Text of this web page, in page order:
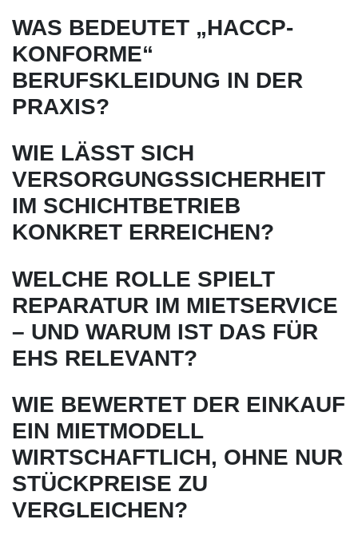
WAS BEDEUTET „HACCP-
KONFORME“
BERUFSKLEIDUNG IN DER
PRAXIS?
WIE LÄSST SICH
VERSORGUNGSSICHERHEIT
IM SCHICHTBETRIEB
KONKRET ERREICHEN?
WELCHE ROLLE SPIELT
REPARATUR IM MIETSERVICE
– UND WARUM IST DAS FÜR
EHS RELEVANT?
WIE BEWERTET DER EINKAUF
EIN MIETMODELL
WIRTSCHAFTLICH, OHNE NUR
STÜCKPREISE ZU
VERGLEICHEN?